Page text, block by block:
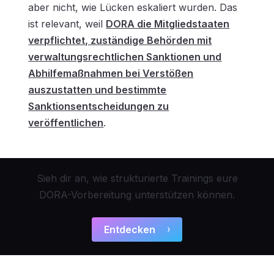
aber nicht, wie Lücken eskaliert wurden. Das
ist relevant, weil DORA die Mitgliedstaaten
verpflichtet, zuständige Behörden mit
verwaltungsrechtlichen Sanktionen und
Abhilfemaßnahmen bei Verstößen
auszustatten und bestimmte
Sanktionsentscheidungen zu
veröffentlichen.
Sieh dir an, wie strukturierte Trainings eure
DORA-Vorbereitung unterstützen können.
Entdecken